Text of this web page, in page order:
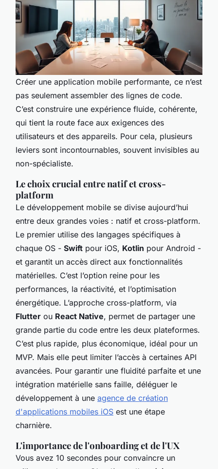
Créer une application mobile performante, ce n’est
pas seulement assembler des lignes de code.
C’est construire une expérience fluide, cohérente,
qui tient la route face aux exigences des
utilisateurs et des appareils. Pour cela, plusieurs
leviers sont incontournables, souvent invisibles au
non-spécialiste.
Le choix crucial entre natif et cross-
platform
Le développement mobile se divise aujourd’hui
entre deux grandes voies : natif et cross-platform.
Le premier utilise des langages spécifiques à
chaque OS - Swift pour iOS, Kotlin pour Android -
et garantit un accès direct aux fonctionnalités
matérielles. C’est l’option reine pour les
performances, la réactivité, et l’optimisation
énergétique. L’approche cross-platform, via
Flutter ou React Native, permet de partager une
grande partie du code entre les deux plateformes.
C’est plus rapide, plus économique, idéal pour un
MVP. Mais elle peut limiter l’accès à certaines API
avancées. Pour garantir une fluidité parfaite et une
intégration matérielle sans faille, déléguer le
développement à une agence de création
d'applications mobiles iOS est une étape
charnière.
L'importance de l'onboarding et de l'UX
Vous avez 10 secondes pour convaincre un